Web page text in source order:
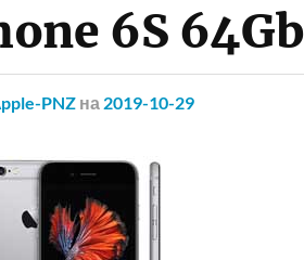
6S
PNZ на 2019-10-29